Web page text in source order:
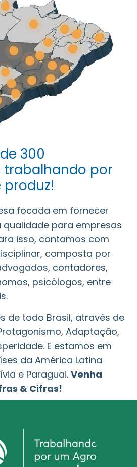
300
trabalhando por
focada em fornecer
para empresas
isso, contamos com
composta por
contadores,
psicólogos, entre
de todo Brasil, através de
Adaptação,
E estamos em
da América Latina
e Paraguai. Venha
& Cifras!